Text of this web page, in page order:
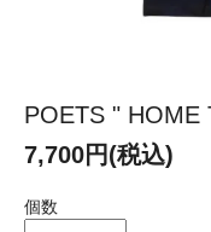
POETS " HOME
7,700円(税込)
個数